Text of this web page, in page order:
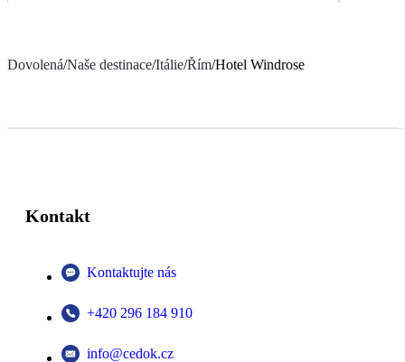
Dovolená/Naše destinace/Itálie/Řím/Hotel Windrose
Kontakt
Kontaktujte nás
+420 296 184 910
info@cedok.cz